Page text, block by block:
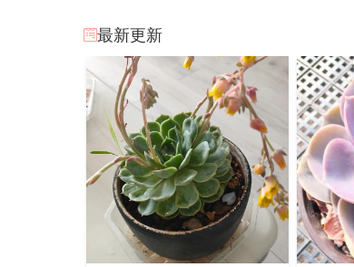
最新更新